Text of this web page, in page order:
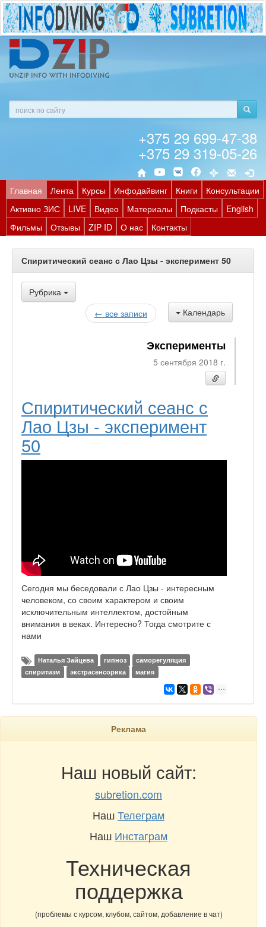
+375 29 699-47-38
+375 29 319-05-26
Главная Лента Курсы Инфодайвинг Книги
Консультации
Активно ЗИС
LIVE Видео Материалы Подкасты
English
Фильмы
Отзывы ZIP ID О нас Контакты
Спиритический сеанс с Лао Цзы - эксперимент 50
Рубрика
Календарь
← все записи
Эксперименты
5 сентября 2018 г.
Спиритический сеанс с
Лао Цзы - эксперимент
50
Сегодня мы беседовали с Лао Цзы - интересным
человеком, со своим характером и своим
исключительным интеллектом, достойным
внимания в веках. Интересно? Тогда смотрите с
нами
Наталья Зайцева гипноз
саморегуляция
спиритизм
экстрасенсорика магия
Реклама
Наш новый сайт:
subretion.com
НашТелеграм
Наш Инстаграм
Техническая
поддержка
(проблемы с курсом, клубом, сайтом, добавление в чат)